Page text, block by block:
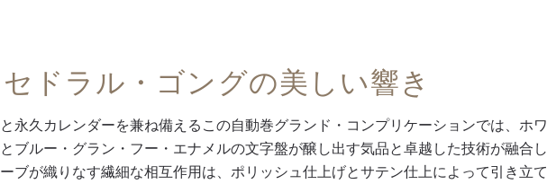
ドラル・ゴングの美しい響き
永久カレンダーを兼ね備えるこの自動巻グランド・コンプリケーションでは、ホワ
ブルー・グラン・フー・エナメルの文字盤が醸し出す気品と卓越した技術が融合し
ブが織りなす繊細な相互作用は、ポリッシュ仕上げとサテン仕上によって引き立て